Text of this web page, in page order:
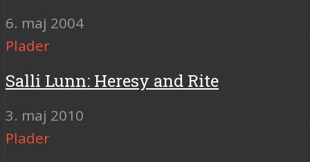
6. maj 2004
Plader
Salli Lunn: Heresy and Rite
3. maj 2010
Plader